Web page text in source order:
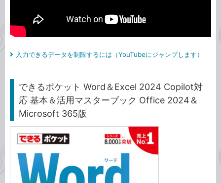
入力できるデータを制限するには（YouTubeにジャンプします）
できるポケット Word＆Excel 2024 Copilot対
応 基本＆活用マスターブック Office 2024＆
Microsoft 365版